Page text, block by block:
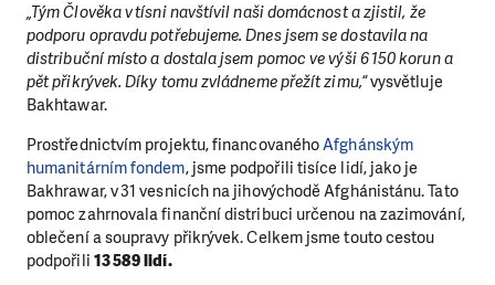
„Tým Člověka v tísni navštívil naši domácnost a zjistil, že
podporu opravdu potřebujeme. Dnes jsem se dostavila na
distribuční místo a dostala jsem pomoc ve výši 6 150 korun a
pět přikrývek. Díky tomu zvládneme přežít zimu,“vysvětluje
Bakhtawar.
Prostřednictvím projektu, financovanéhoAfghánským
humanitárním fondem, jsme podpořili tisíce lidí, jako je
Bakhrawar, v 31 vesnicích na jihovýchodě Afghánistánu. Tato
pomoc zahrnovala finanční distribuci určenou na zazimování,
oblečení a soupravy přikrývek. Celkem jsme touto cestou
podpořili 13 589 lidí.